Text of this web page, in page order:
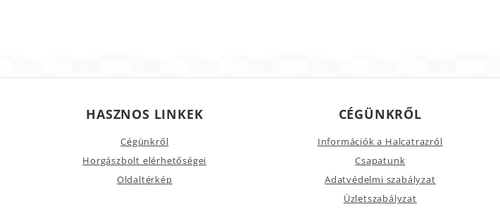
HASZNOS LINKEK
Cégünkről
Horgászbolt elérhetőségei
Oldaltérkép
CÉGÜNKRŐL
Információk a Halcatrazról
Csapatunk
Adatvédelmi szabályzat
Üzletszabályzat